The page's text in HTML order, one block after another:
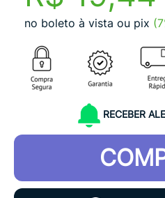
no boleto à vista ou pix
RECEBER